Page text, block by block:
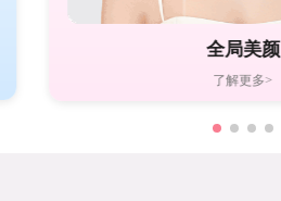
全局美颜
了解更多>